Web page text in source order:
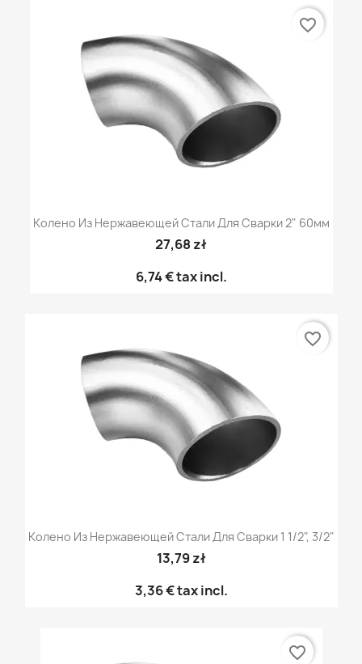
Колено Из Нержавеющей Стали Для Сварки 2" 60мм
27,68 zł
6,74 €tax incl.
favorite_border
Колено Из Нержавеющей Стали Для Сварки 1 1/2", 3/2"
13,79 zł
3,36 €tax incl.
favorite_border
favorite_border